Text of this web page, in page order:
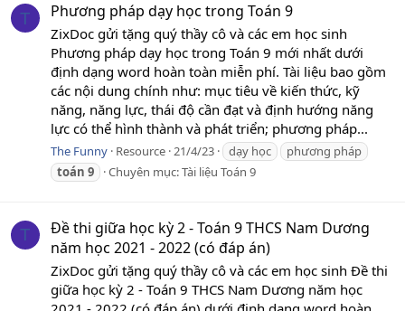
T Phương pháp dạy học trong Toán 9
ZixDoc gửi tặng quý thầy cô và các em học sinh
Phương pháp dạy học trong Toán 9 mới nhất dưới
định dạng word hoàn toàn miễn phí. Tài liệu bao gồm
các nội dung chính như: mục tiêu về kiến thức, kỹ
năng, năng lực, thái độ cần đạt và định hướng năng
lực có thể hình thành và phát triển; phương pháp...
The Funny Resource 21/4/23 dạy học
phương pháp
toán 9 Chuyên mục:Tài liệu Toán 9
T
Đề thi giữa học kỳ 2 - Toán 9 THCS Nam Dương
năm học 2021 - 2022 (có đáp án)
ZixDoc gửi tặng quý thầy cô và các em học sinh Đề thi
giữa học kỳ 2 - Toán 9 THCS Nam Dương năm học